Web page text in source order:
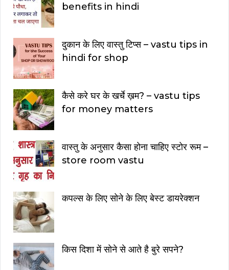
benefits in hindi
दुकान के लिए वास्तु टिप्स – vastu tips in
hindi for shop
कैसे करे घर के खर्चे ख़म? – vastu tips
for money matters
वास्तु के अनुसार कैसा होना चाहिए स्टोर रूम –
store room vastu
कपल्स के लिए सोने के लिए बेस्ट डायरेक्शन
किस दिशा में सोने से आते है बुरे सपने?